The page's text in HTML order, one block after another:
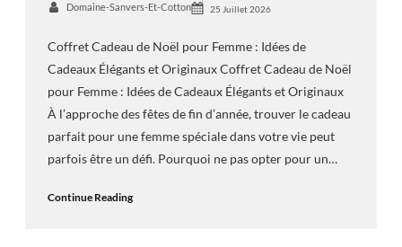
Domaine-Sanvers-Et-Cotton 25 Juillet 2026
Coffret Cadeau de Noël pour Femme : Idées de
Cadeaux Élégants et Originaux Coffret Cadeau de Noël
pour Femme : Idées de Cadeaux Élégants et Originaux
À l’approche des fêtes de fin d’année, trouver le cadeau
parfait pour une femme spéciale dans votre vie peut
parfois être un défi. Pourquoi ne pas opter pour un…
Continue Reading